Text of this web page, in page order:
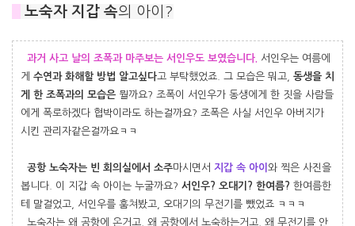
노숙자 지갑 속의 아이?
과거 사고 날의 조폭과 마주보는 서인우도 보였습니다.
서인우는 여름에
게 수연과 화해할 방법 알고싶다고 부탁했었죠. 그 모습은 뭐고, 동생을 치
게 한 조폭과의 모습은 뭘까요? 조폭이 서인우가 동생에게 한 짓을 사람들
에게 폭로하겠다 협박이라도 하는걸까요? 조폭은 사실 서인우 아버지가
시킨 관리자같은걸까요ㅋㅋ
공항 노숙자는 빈 회의실에서 소주마시면서 지갑 속 아이 와 찍은 사진을
봅니다. 이 지갑 속 아이는 누굴까요? 서인우? 오대기? 한여름? 한여름한
테 말걸었고, 서인우를 훔쳐봤고, 오대기의 무전기를 뺐었죠 ㅋㅋㅋ
노숙자는 왜 공항에 온거고, 왜 공항에서 노숙하는거고, 왜 무전기를 안